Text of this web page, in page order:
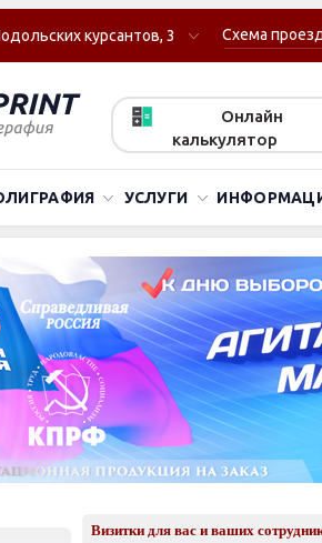
курсантов, 3 Схема
Онлайн
калькулятор
УСЛУГИ
Визитки для вас и ваших